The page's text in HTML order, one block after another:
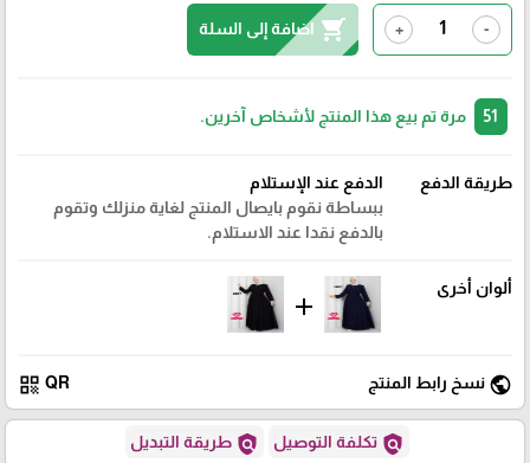
-
+
shopping_cart اضافة إلى السلة
مرة تم بيع هذا المنتج لأشخاص آخرين.
طريقة الدفع
الدفع عند الإستلام
ببساطة نقوم بايصال المنتج لغاية منزلك وتقوم
بالدفع نقدا عند الاستلام.
ألوان أخرى
add
public نسخ رابط المنتج QR
qr_code
policy تكلفة التوصيل policy طريقة التبديل